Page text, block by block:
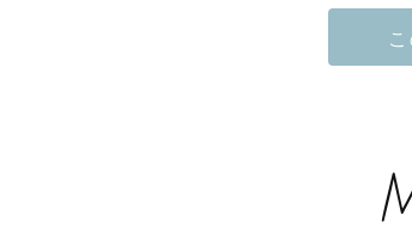
ナチュラルな色味を生かしつ
・前撮り / 後撮り/ 当日 全て